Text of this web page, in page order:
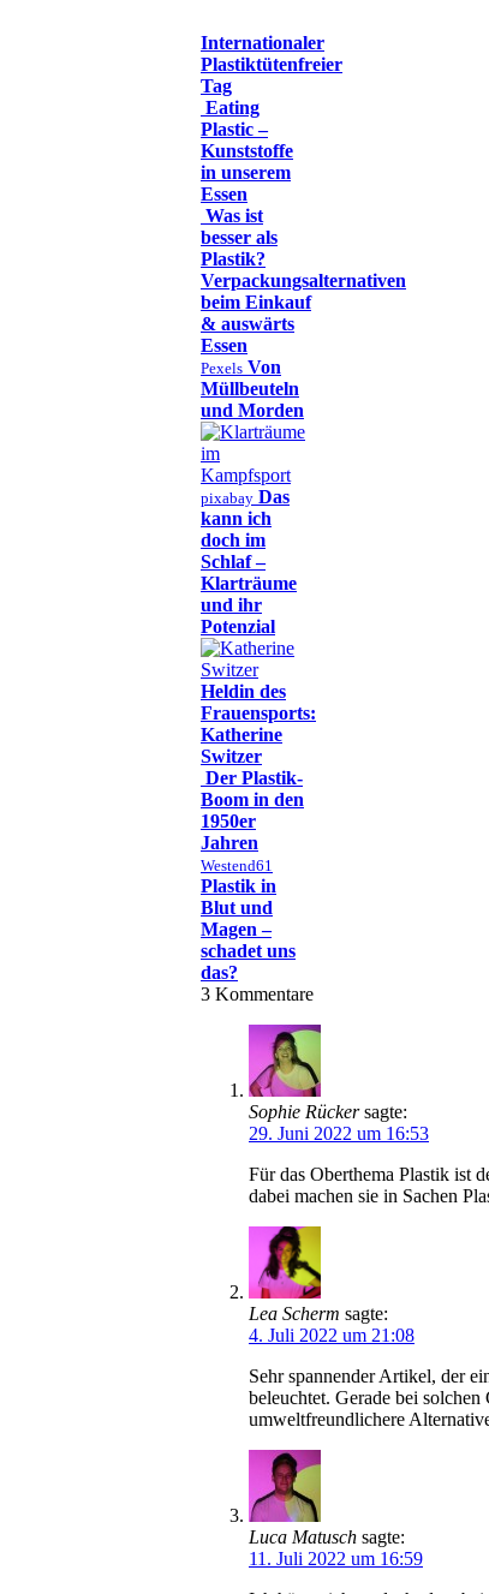
Internationaler
Plastiktütenfreier
Tag
Eating
Plastic –
Kunststoffe
in unserem
Essen
Was ist
besser als
Plastik?
Verpackungsalternativen
beim Einkauf
& auswärts
Essen
Pexels Von
Müllbeuteln
und Morden
pixabay Das
kann ich
doch im
Schlaf –
Klarträume
und ihr
Potenzial
Heldin des
Frauensports:
Katherine
Switzer
Der Plastik-
Boom in den
1950er
Jahren
Westend61
Plastik in
Blut und
Magen –
schadet uns
das?
3 Kommentare
Sophie Rücker sagte:
29. Juni 2022 um 16:53
Für das Oberthema Plastik ist
dabei machen sie in Sachen
Lea Scherm sagte:
4. Juli 2022 um 21:08
Sehr spannender Artikel, der
beleuchtet. Gerade bei
umweltfreundlichere
Luca Matusch sagte:
11. Juli 2022 um 16:59